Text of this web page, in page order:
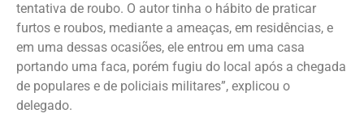
tentativa de roubo. O autor tinha o hábito de praticar
furtos e roubos, mediante a ameaças, em residências, e
em uma dessas ocasiões, ele entrou em uma casa
portando uma faca, porém fugiu do local após a chegada
de populares e de policiais militares”, explicou o
delegado.